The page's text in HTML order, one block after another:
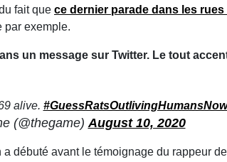
fait que ce dernier parade dans les rues
par exemple.
un message sur Twitter. Le tout
alive. #GuessRatsOutlivingHumansNow
(@thegame)August 10, 2020
débuté avant le témoignage du rappeur